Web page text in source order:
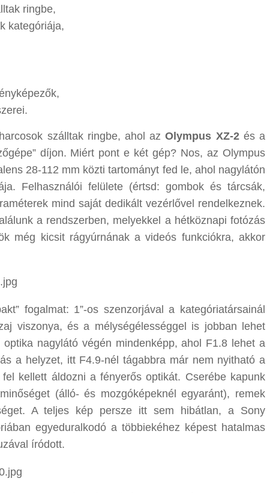
ringbe,
kategóriája,
szálltak ringbe, ahol azOlympus XZ-2és a
díjon. Miért pont e két gép? Nos, az Olympus
28-112 mm közti tartományt fed le, ahol nagylátón
Felhasználói felülete (értsd: gombok és tárcsák,
mind saját dedikált vezérlővel rendelkeznek.
a rendszerben, melyekkel a hétköznapi fotózás
még kicsit rágyúrnának a videós funkciókra, akkor
fogalmat: 1”-os szenzorjával a kategóriatársainál
viszonya, és a mélységélességgel is jobban lehet
nagylátó végén mindenképp, ahol F1.8 lehet a
a helyzet, itt F4.9-nél tágabbra már nem nyitható a
kellett áldozni a fényerős optikát. Cserébe kapunk
(álló- és mozgóképeknél egyaránt), remek
A teljes kép persze itt sem hibátlan, a Sony
egyeduralkodó a többiekéhez képest hatalmas
íródott.